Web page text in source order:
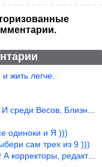
жить легче.
Близнецов встреч
одиноки и Я )))
сам трех из 9 )))
редакторы пропус